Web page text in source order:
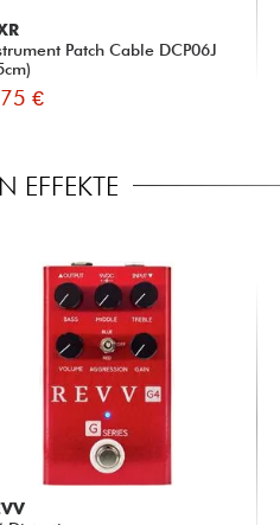
Patch Cable DCP06J
€
EFFEKTE